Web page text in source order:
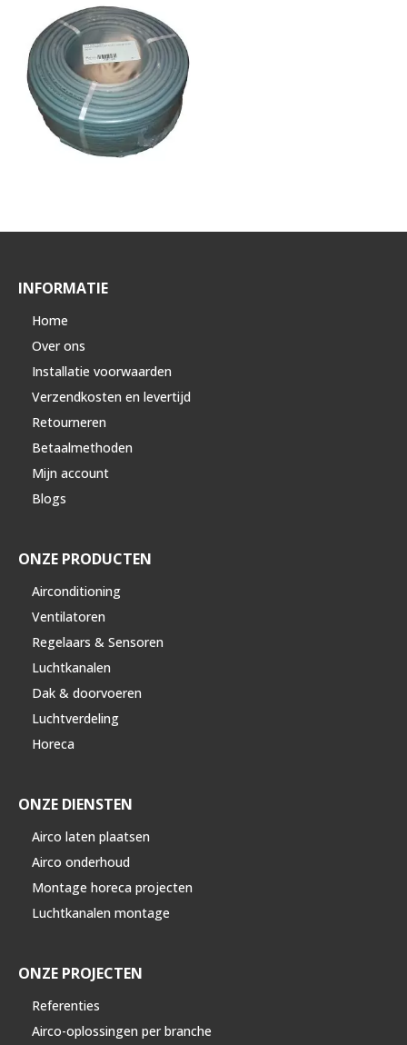
INFORMATIE
Home
Over ons
Installatie voorwaarden
Verzendkosten en levertijd
Retourneren
Betaalmethoden
Mijn account
Blogs
ONZE PRODUCTEN
Airconditioning
Ventilatoren
Regelaars & Sensoren
Luchtkanalen
Dak & doorvoeren
Luchtverdeling
Horeca
ONZE DIENSTEN
Airco laten plaatsen
Airco onderhoud
Montage horeca projecten
Luchtkanalen montage
ONZE PROJECTEN
Referenties
Airco-oplossingen per branche